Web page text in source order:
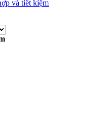
và tiết kiệm